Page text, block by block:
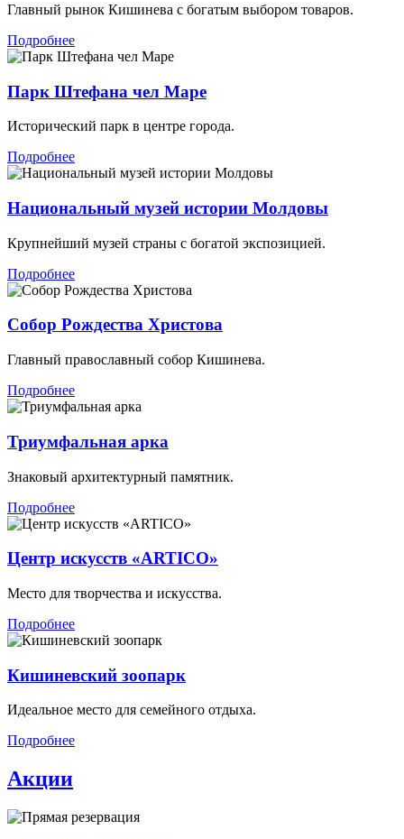
Главный рынок Кишинева с богатым выбором товаров.
Подробнее
Парк Штефана чел Маре
Исторический парк в центре города.
Подробнее
Национальный музей истории Молдовы
Крупнейший музей страны с богатой экспозицией.
Подробнее
Собор Рождества Христова
Главный православный собор Кишинева.
Подробнее
Триумфальная арка
Знаковый архитектурный памятник.
Подробнее
Центр искусств «ARTICO»
Место для творчества и искусства.
Подробнее
Кишиневский зоопарк
Идеальное место для семейного отдыха.
Подробнее
Акции